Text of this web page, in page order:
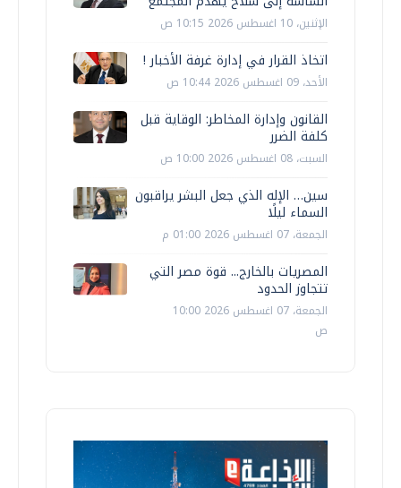
الإثنين، 10 اغسطس 2026 10:15 ص
اتخاذ القرار في إدارة غرفة الأخبار !
الأحد، 09 اغسطس 2026 10:44 ص
القانون وإدارة المخاطر: الوقاية قبل
كلفة الضرر
السبت، 08 اغسطس 2026 10:00 ص
سين… الإله الذي جعل البشر يراقبون
السماء ليلًا
الجمعة، 07 اغسطس 2026 01:00 م
المصريات بالخارج... قوة مصر التي
تتجاوز الحدود
الجمعة، 07 اغسطس 2026 10:00
ص